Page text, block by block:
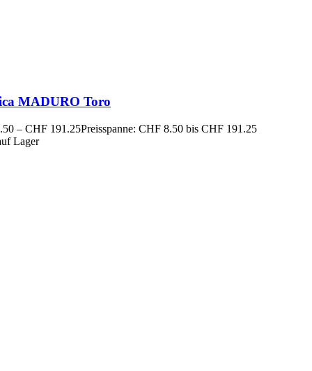
MADURO Toro
– CHF 191.25Preisspanne: CHF 8.50 bis CHF 191.25
Lager